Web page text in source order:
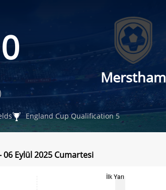
Merstham
England Cup Qualification 5
Eylül 2025 Cumartesi
İlk Yarı